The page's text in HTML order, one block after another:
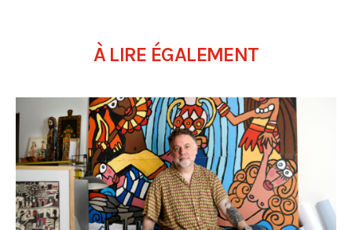
À LIRE ÉGALEMENT